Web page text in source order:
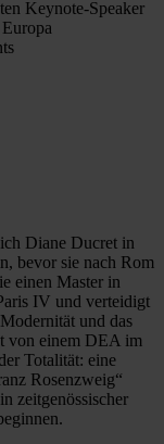
Keynote-Speaker
Diane Ducret in
bevor sie nach Rom
einen Master in
IV und verteidigt
und das
von einem DEA im
Totalität: eine
Rosenzweig“
zeitgenössischer